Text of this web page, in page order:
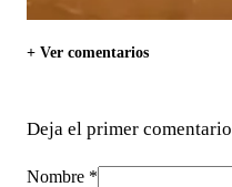
+ Ver comentarios
Deja el primer comentario
Nombre *